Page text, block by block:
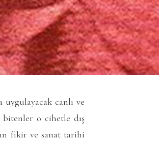
uygulayacak canlı ve
o cihetle dış
fikir ve sanat tarihi